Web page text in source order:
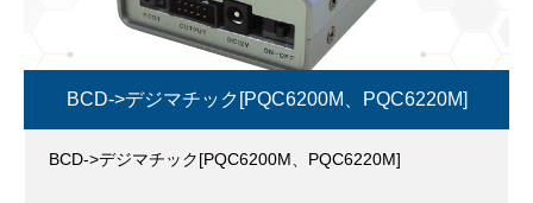
BCD->デジマチック[PQC6200M、PQC6220M]
BCD->デジマチック[PQC6200M、PQC6220M]